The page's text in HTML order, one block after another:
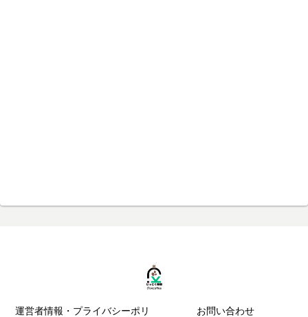
運営者情報・プライバシーポリ お問い合わせ